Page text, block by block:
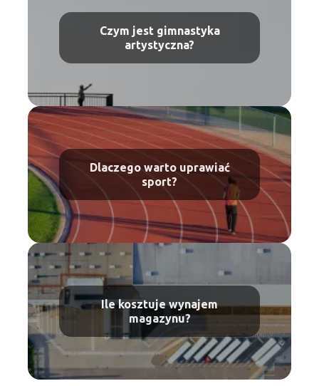
Czym jest gimnastyka
artystyczna?
Dlaczego warto uprawiać
sport?
Ile kosztuje wynajem
magazynu?